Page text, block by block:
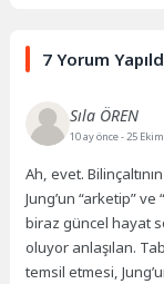
7 Yorum
Sıla ÖREN
10 ay önce- 25
Ah, evet.
Jung’un “arketip”
biraz güncel hayat
oluyor anlaşılan.
temsil etmesi,